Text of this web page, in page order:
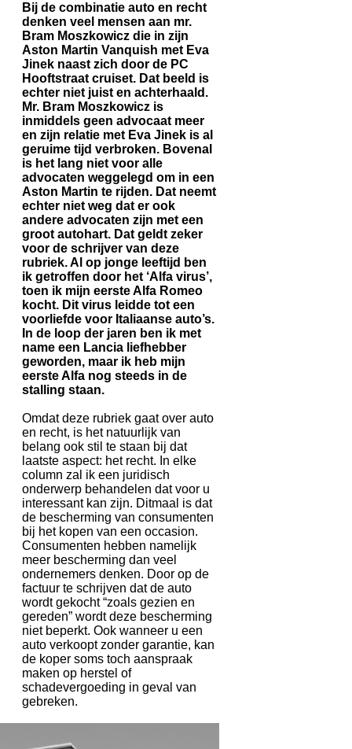
Bij de combinatie auto en recht
denken veel mensen aan mr.
Bram Moszkowicz die in zijn
Aston Martin Vanquish met Eva
Jinek naast zich door de PC
Hooftstraat cruiset. Dat beeld is
echter niet juist en achterhaald.
Mr. Bram Moszkowicz is
inmiddels geen advocaat meer
en zijn relatie met Eva Jinek is al
geruime tijd verbroken. Bovenal
is het lang niet voor alle
advocaten weggelegd om in een
Aston Martin te rijden. Dat neemt
echter niet weg dat er ook
andere advocaten zijn met een
groot autohart. Dat geldt zeker
voor de schrijver van deze
rubriek. Al op jonge leeftijd ben
ik getroffen door het ‘Alfa virus’,
toen ik mijn eerste Alfa Romeo
kocht. Dit virus leidde tot een
voorliefde voor Italiaanse auto’s.
In de loop der jaren ben ik met
name een Lancia liefhebber
geworden, maar ik heb mijn
eerste Alfa nog steeds in de
stalling staan.
Omdat deze rubriek gaat over auto
en recht, is het natuurlijk van
belang ook stil te staan bij dat
laatste aspect: het recht. In elke
column zal ik een juridisch
onderwerp behandelen dat voor u
interessant kan zijn. Ditmaal is dat
de bescherming van consumenten
bij het kopen van een occasion.
Consumenten hebben namelijk
meer bescherming dan veel
ondernemers denken. Door op de
factuur te schrijven dat de auto
wordt gekocht “zoals gezien en
gereden” wordt deze bescherming
niet beperkt. Ook wanneer u een
auto verkoopt zonder garantie, kan
de koper soms toch aanspraak
maken op herstel of
schadevergoeding in geval van
gebreken.